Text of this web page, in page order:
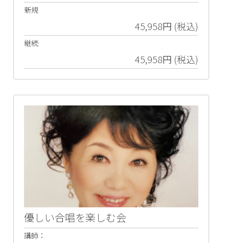
新規
45,958円 (税込)
継続
45,958円 (税込)
優しい合唱を楽しむ会
講師：